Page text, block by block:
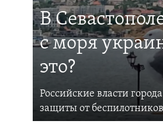
В
с моря
это?
Российские власти
защиты от беспилотников